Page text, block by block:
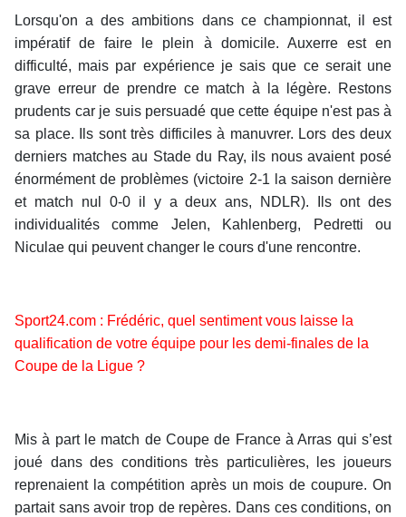
Lorsqu'on a des ambitions dans ce championnat, il est
impératif de faire le plein à domicile. Auxerre est en
difficulté, mais par expérience je sais que ce serait une
grave erreur de prendre ce match à la légère. Restons
prudents car je suis persuadé que cette équipe n'est pas à
sa place. Ils sont très difficiles à manuvrer. Lors des deux
derniers matches au Stade du Ray, ils nous avaient posé
énormément de problèmes (victoire 2-1 la saison dernière
et match nul 0-0 il y a deux ans, NDLR). Ils ont des
individualités comme Jelen, Kahlenberg, Pedretti ou
Niculae qui peuvent changer le cours d'une rencontre.
Sport24.com : Frédéric, quel sentiment vous laisse la
qualification de votre équipe pour les demi-finales de la
Coupe de la Ligue ?
Mis à part le match de Coupe de France à Arras qui s’est
joué dans des conditions très particulières, les joueurs
reprenaient la compétition après un mois de coupure. On
partait sans avoir trop de repères. Dans ces conditions, on